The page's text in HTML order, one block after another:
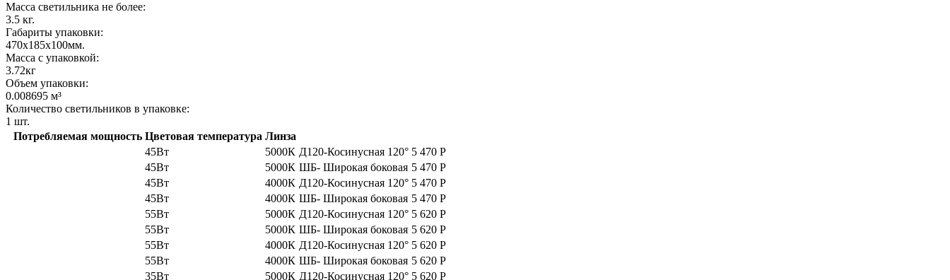
Масса светильника не более:
3.5 кг.
Габариты упаковки:
470x185x100мм.
Масса с упаковкой:
3.72кг
Объем упаковки:
0.008695 м³
Количество светильников в упаковке:
1 шт.
Потребляемая мощность Цветовая температура Линза
45Вт
5000К Д120-Косинусная 120° 5 470 Р
45Вт
5000К ШБ- Широкая боковая 5 470 Р
45Вт
4000К Д120-Косинусная 120° 5 470 Р
45Вт
4000К ШБ- Широкая боковая 5 470 Р
55Вт
5000К Д120-Косинусная 120° 5 620 Р
55Вт
5000К ШБ- Широкая боковая 5 620 Р
55Вт
4000К Д120-Косинусная 120° 5 620 Р
55Вт
4000К ШБ- Широкая боковая 5 620 Р
35Вт
5000К Д120-Косинусная 120° 5 620 Р